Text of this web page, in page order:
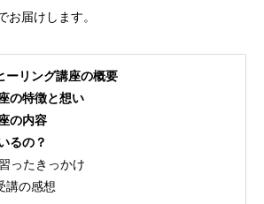
お届けします。
リング講座の概要
の特徴と想い
の内容
るの？
たきっかけ
の感想